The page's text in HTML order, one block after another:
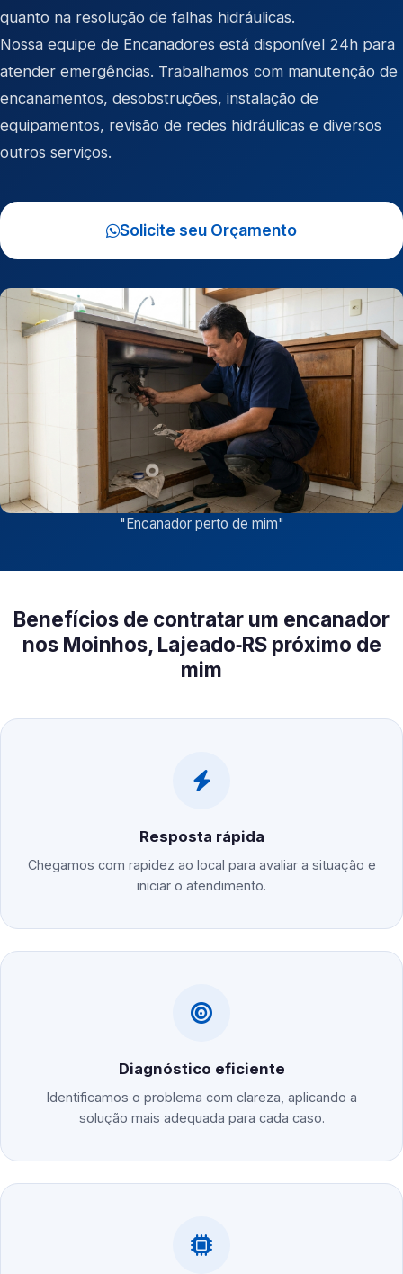
quanto na resolução de falhas hidráulicas.
Nossa equipe de Encanadores está disponível 24h para
atender emergências. Trabalhamos com manutenção de
encanamentos, desobstruções, instalação de
equipamentos, revisão de redes hidráulicas e diversos
outros serviços.
Solicite seu Orçamento
"Encanador perto de mim"
Benefícios de contratar um encanador
nos Moinhos, Lajeado‑RS próximo de
mim
Resposta rápida
Chegamos com rapidez ao local para avaliar a situação e
iniciar o atendimento.
Diagnóstico eficiente
Identificamos o problema com clareza, aplicando a
solução mais adequada para cada caso.